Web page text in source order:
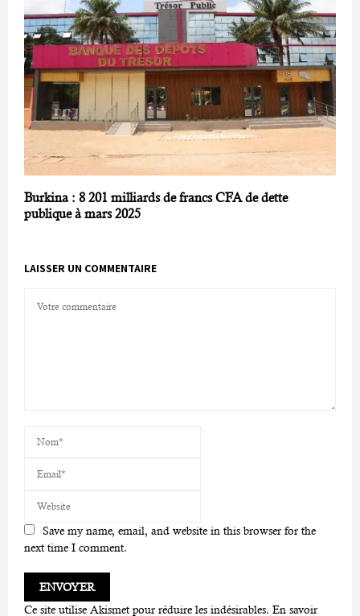
Burkina : 8 201 milliards de francs CFA de dette
publique à mars 2025
LAISSER UN COMMENTAIRE
Save my name, email, and website in this browser for the
next time I comment.
Ce site utilise Akismet pour réduire les indésirables. En savoir